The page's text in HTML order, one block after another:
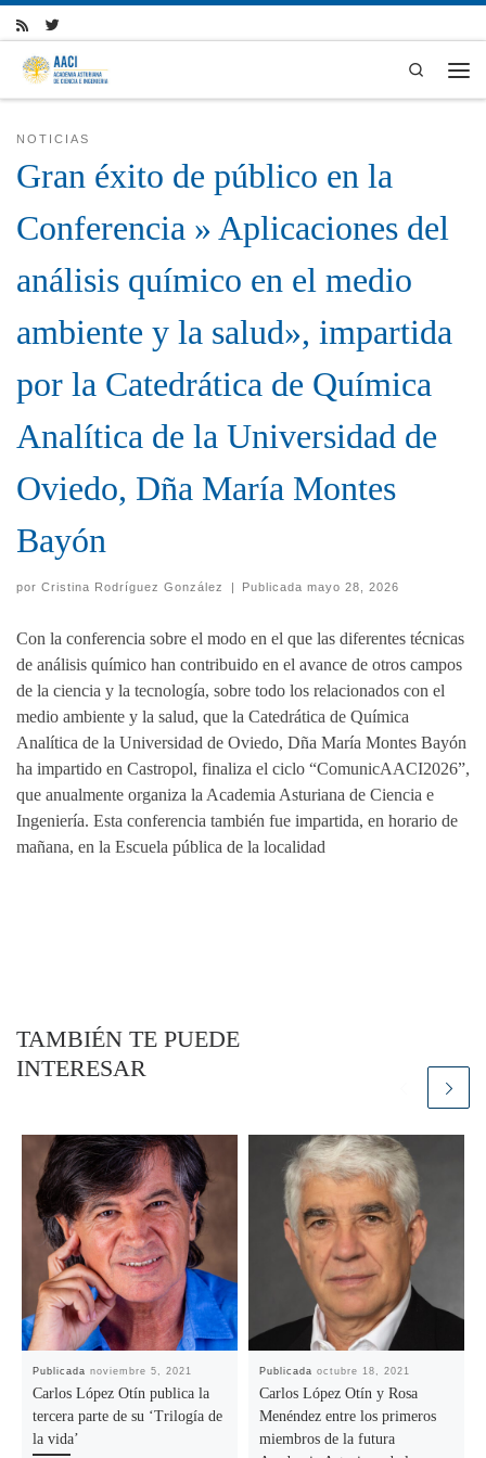
Skip to content
Search
NOTICIAS
Gran éxito de público en la
Conferencia » Aplicaciones del
análisis químico en el medio
ambiente y la salud», impartida
por la Catedrática de Química
Analítica de la Universidad de
Oviedo, Dña María Montes
Bayón
por Cristina Rodríguez González | Publicadamayo 28, 2026
Con la conferencia sobre el modo en el que las diferentes técnicas
de análisis químico han contribuido en el avance de otros campos
de la ciencia y la tecnología, sobre todo los relacionados con el
medio ambiente y la salud, que la Catedrática de Química
Analítica de la Universidad de Oviedo, Dña María Montes Bayón
ha impartido en Castropol, finaliza el ciclo “ComunicAACI2026”,
que anualmente organiza la Academia Asturiana de Ciencia e
Ingeniería. Esta conferencia también fue impartida, en horario de
mañana, en la Escuela pública de la localidad
TAMBIÉN TE PUEDE
INTERESAR
Publicadanoviembre 5, 2021
Carlos López Otín publica la
tercera parte de su ‘Trilogía de
la vida’
Publicadaoctubre 18, 2021
Carlos López Otín y Rosa
Menéndez entre los primeros
miembros de la futura